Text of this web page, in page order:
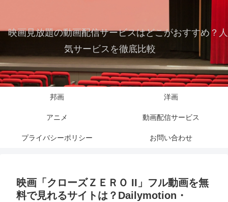
映画見放題の動画配信サービスはどこがおすすめ？人
気サービスを徹底比較
邦画 洋画
アニメ 動画配信サービス
プライバシーポリシー お問い合わせ
映画「クローズＺＥＲＯ II」フル動画を無
料で見れるサイトは？Dailymotion・